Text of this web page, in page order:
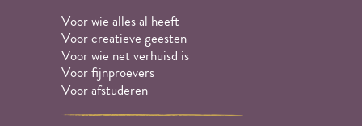
Voor wie alles al heeft
Voor creatieve geesten
Voor wie net verhuisd is
Voor fijnproevers
Voor afstuderen